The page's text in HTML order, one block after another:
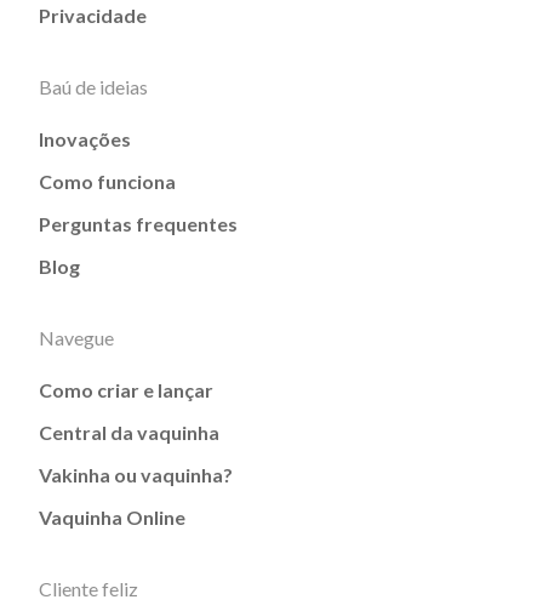
Privacidade
Baú de ideias
Inovações
Como funciona
Perguntas frequentes
Blog
Navegue
Como criar e lançar
Central da vaquinha
Vakinha ou vaquinha?
Vaquinha Online
Cliente feliz